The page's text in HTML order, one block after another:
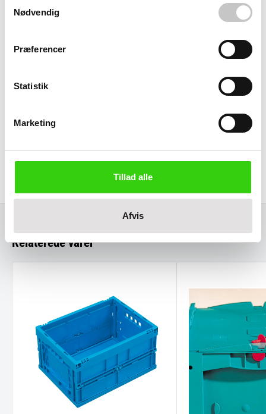
Nødvendig
Præferencer
Statistik
Marketing
Tillad alle
Afvis
Størrelse (L x b x h):
Indre:
Materiale
Relaterede varer